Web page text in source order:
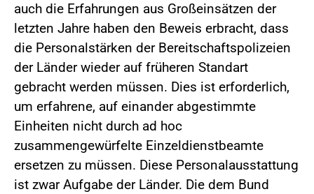
auch die Erfahrungen aus Großeinsätzen der
letzten Jahre haben den Beweis erbracht, dass
die Personalstärken der Bereitschaftspolizeien
der Länder wieder auf früheren Standart
gebracht werden müssen. Dies ist erforderlich,
um erfahrene, auf einander abgestimmte
Einheiten nicht durch ad hoc
zusammengewürfelte Einzeldienstbeamte
ersetzen zu müssen. Diese Personalausstattung
ist zwar Aufgabe der Länder. Die dem Bund